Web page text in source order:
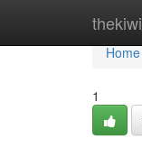
Home
Home
1